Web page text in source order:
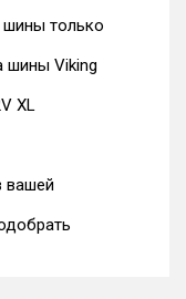
шины только
шины Viking
XL
вашей